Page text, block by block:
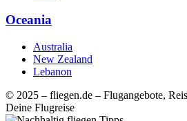
Oceania
Australia
New Zealand
Lebanon
© 2025 – fliegen.de – Flugangebote,
Deine Flugreise